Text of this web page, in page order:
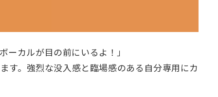
カルが目の前にいるよ！」
す。強烈な没入感と臨場感のある自分専用にカ